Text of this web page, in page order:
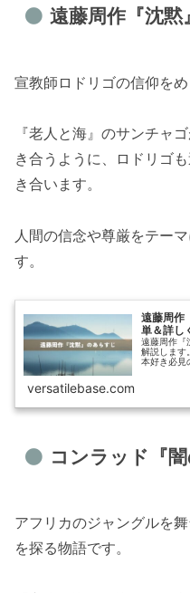
遠藤周作『沈黙』
宣教師ロドリゴの信仰を
『老人と海』のサンチャ
き合うように、ロドリゴ
き合います。
人間の信念や尊厳をテー
す。
遠藤周作
単＆詳し
遠藤周作『
解説します
本好き必見
versatilebase.com
コンラッド『闇
アフリカのジャングルを
を探る物語です。